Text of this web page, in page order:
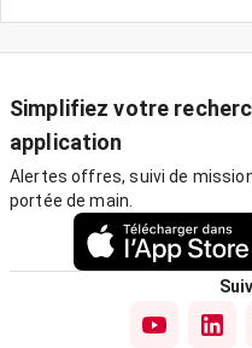
Simplifiez votre
application
Alertes offres, suivi de
portée de main.